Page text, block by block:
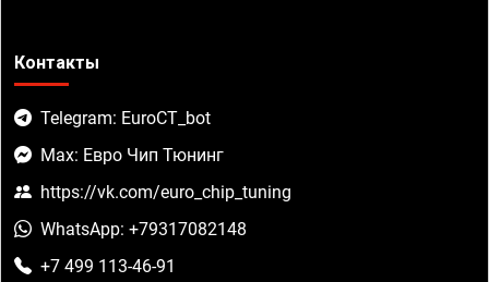
Контакты
Telegram: EuroCT_bot
Max: Евро Чип Тюнинг
https://vk.com/euro_chip_tuning
WhatsApp: +79317082148
+7 499 113-46-91